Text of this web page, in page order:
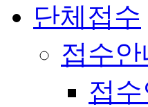
단체접수
접수안
접수